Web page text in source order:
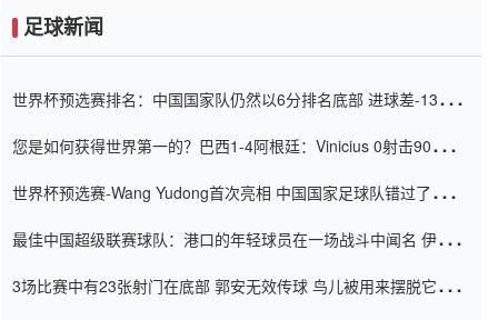
足球新闻
世界杯预选赛排名：中国国家队仍然以6分排名底部 进球差-13令人
您是如何获得世界第一的？巴西1-4阿根廷：Vinicius 0射击90分钟
世界杯预选赛-Wang Yudong首次亮相 中国国家足球队错过了世界
最佳中国超级联赛球队：港口的年轻球员在一场战斗中闻名 伊万放
3场比赛中有23张射门在底部 郭安无效传球 鸟儿被用来摆脱它